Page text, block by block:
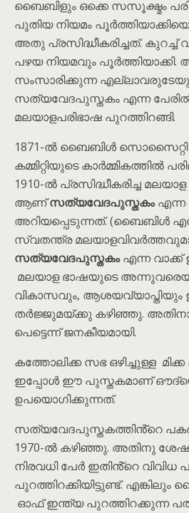
ബൈബിളും ഒക്കെ സസൂക്ഷ്മം
പുതിയ നിയമം
അതു പ്രസിദ്ധീകരിച്ചത്. കുറച്ച്
പഴയ നിയമവും
സംസാരിക്കുന്ന
സത്യവേദപുസ്തകം എന്ന
മലയാളപരിഭാഷ പുറത്തിറങ്ങി.
1871-ൽ ബൈബിൾ സൊസൈറ്റി
കമ്മിറ്റിയുടെ കാർമ്മികത്തിൽ
1910-ൽ പ്രസിദ്ധീകരിച്ച
ആണ്സത്യവേദപുസ്തകംഎന്ന
അറിയപ്പെടുന്നത്. (ബൈബിൾ
സ്വതന്ത്ര
സത്യവേദപുസ്തകംഎന്ന വാക്ക്
മലയാള ഭാഷയുടെ
വികാസവും,
തർജ്ജുമയ്ക്കു കഴിഞ്ഞു.
പെട്ടെന്ന് ജനകീയമായി.
കത്തോലിക്ക സഭ ഒഴിച്ചുള്ള
ഇപ്പോൾ ഈ പുസ്തകമാണ്
ഉപയൊഗിക്കുന്നത്.
സത്യവേദപുസ്തകത്തിൻ്റെ
1970-ൽ കഴിഞ്ഞു. അതിനു
നിരവധി പേർ ഇതിൻ്റെ വിവിധ
പുറത്തിറക്കിയിട്ടുണ്ട്.
ഓഫ് ഇന്ത്യ പുറത്തിറക്കുന്ന